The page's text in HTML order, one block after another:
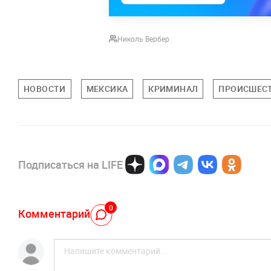
Николь Вербер
НОВОСТИ МЕКСИКА КРИМИНАЛ
Подписаться на LIFE
Комментарий 0